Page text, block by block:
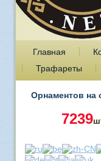
Главная
Трафареты
Орнаментов на
7239